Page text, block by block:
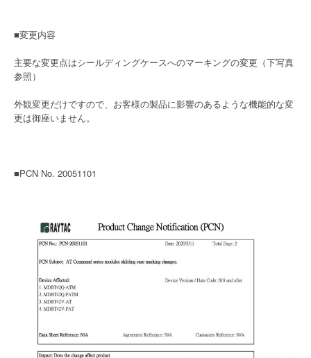
■変更内容
主要な変更点はシールディングケースへのマーキングの変更（下写真
参照）
外観変更だけですので、お客様の製品に影響のあるような機能的な変
更は御座いません。
■PCN No. 20051101